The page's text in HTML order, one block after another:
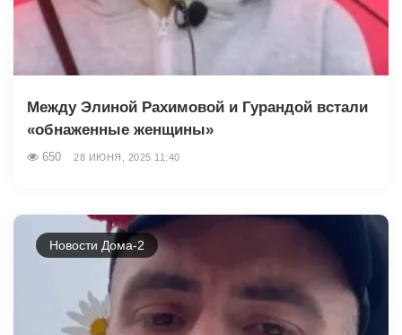
Между Элиной Рахимовой и Гурандой встали
«обнаженные женщины»
650 28 ИЮНЯ, 2025 11:40
Новости Дома-2